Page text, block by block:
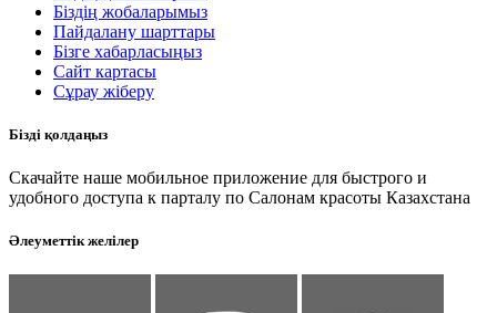
Біздің жобаларымыз
Пайдалану шарттары
Бізге хабарласыңыз
Сайт картасы
Сұрау жіберу
Бізді қолдаңыз
Скачайте наше мобильное приложение для быстрого и
удобного доступа к парталу по Салонам красоты Казахстана
Әлеуметтік желілер